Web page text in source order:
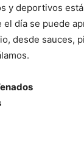
y deportivos
día se puede
desde sauces,